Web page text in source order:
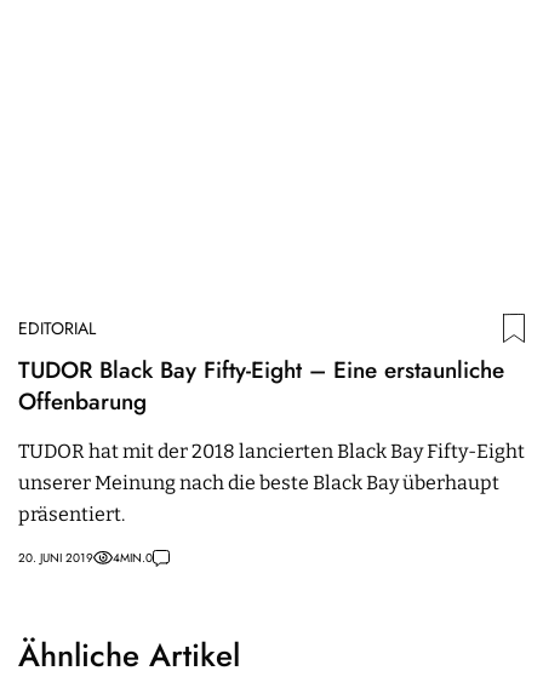
EDITORIAL
TUDOR Black Bay Fifty-Eight – Eine erstaunliche
Offenbarung
TUDOR hat mit der 2018 lancierten Black Bay Fifty-Eight
unserer Meinung nach die beste Black Bay überhaupt
präsentiert.
20. JUNI 2019 4MIN.0
Ähnliche Artikel